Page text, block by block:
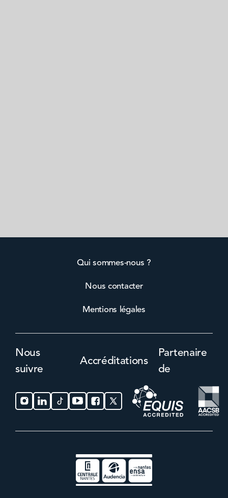
Qui sommes-nous ?
Nous contacter
Mentions légales
Nous
suivre
Accréditations
Partenaire
de